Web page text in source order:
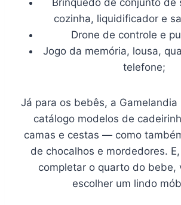
Brinquedo de conjunto de
cozinha, liquidificador e
Drone de controle e
Jogo da memória, lousa,
telefone;
Já para os bebês, a Gamelandia
catálogo modelos de
camas e cestas — como
de chocalhos e mordedores.
completar o quarto do bebe,
escolher um lindo